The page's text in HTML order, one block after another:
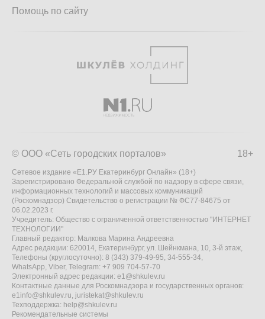
Помощь по сайту
18+
© ООО «Сеть городских порталов»
Сетевое издание «Е1.РУ Екатеринбург Онлайн» (18+)
Зарегистрировано Федеральной службой по надзору в сфере связи,
информационных технологий и массовых коммуникаций
(Роскомнадзор) Свидетельство о регистрации № ФС77-84675 от
06.02.2023 г.
Учредитель: Общество с ограниченной ответственностью "ИНТЕРНЕТ
ТЕХНОЛОГИИ"
Главный редактор: Малкова Марина Андреевна
Адрес редакции: 620014, Екатеринбург, ул. Шейнкмана, 10, 3-й этаж,
Телефоны (круглосуточно): 8 (343) 379-49-95, 34-555-34,
WhatsApp, Viber, Telegram: +7 909 704-57-70
Электронный адрес редакции: e1@shkulev.ru
Контактные данные для Роскомнадзора и государственных органов:
e1info@shkulev.ru, juristekat@shkulev.ru
Техподдержка: help@shkulev.ru
Рекомендательные системы